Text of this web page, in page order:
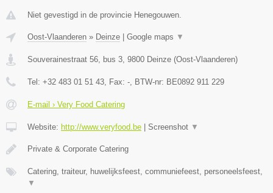
Niet gevestigd in de provincie Henegouwen.
Oost-Vlaanderen » Deinze Google maps ▼
Souverainestraat 56, bus 3, 9800 Deinze (Oost-Vlaanderen)
Tel: +32 483 01 51 43, Fax: -, BTW-nr: BE0892 911 229
E-mail › Very Food Catering
Website: http://www.veryfood.be Screenshot ▼
Private & Corporate Catering
Catering, traiteur, huwelijksfeest, communiefeest, personeelsfeest,
▼